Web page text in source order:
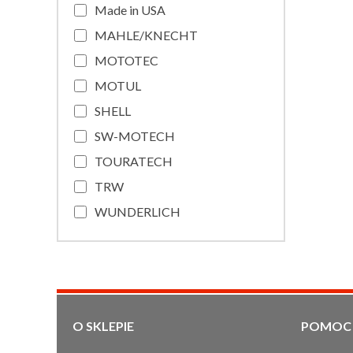
Made in USA
MAHLE/KNECHT
MOTOTEC
MOTUL
SHELL
SW-MOTECH
TOURATECH
TRW
WUNDERLICH
O SKLEPIE POMOC